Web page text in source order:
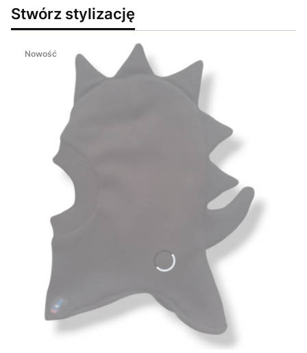
Stwórz stylizację
Nowość